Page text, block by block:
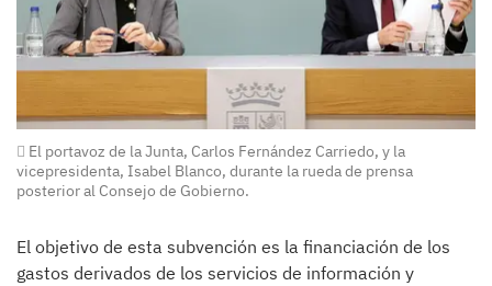
El portavoz de la Junta, Carlos Fernández Carriedo, y la
vicepresidenta, Isabel Blanco, durante la rueda de prensa
posterior al Consejo de Gobierno.
El objetivo de esta subvención es la financiación de los
gastos derivados de los servicios de información y